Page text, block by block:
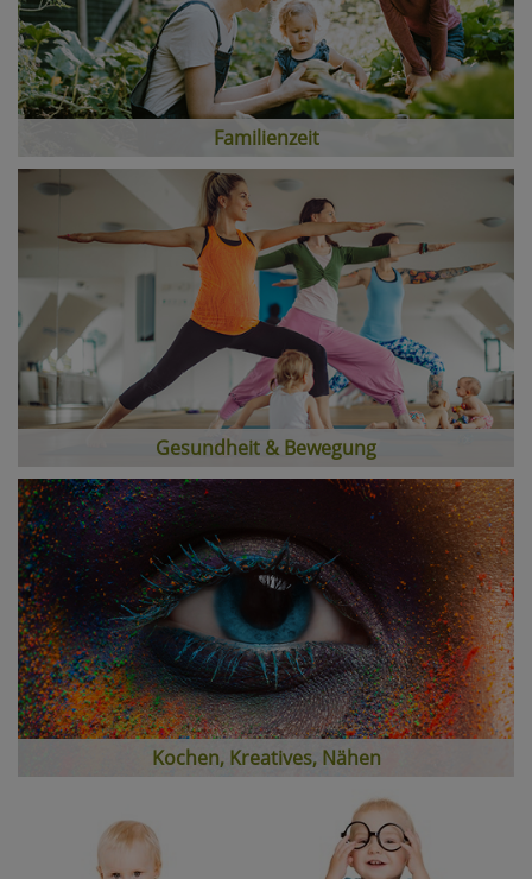
Familienzeit
Gesundheit & Bewegung
Kochen, Kreatives, Nähen